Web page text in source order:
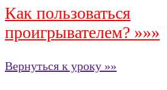
Как пользоваться
проигрывателем? »»»
Вернуться к уроку »»